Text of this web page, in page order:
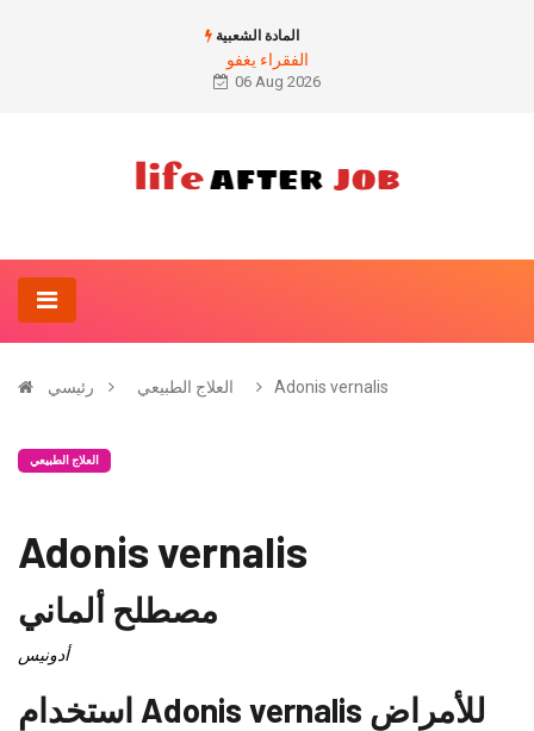
المادة الشعبية
الفقراء يغفو
06 Aug 2026
رئيسي العلاج الطبيعي Adonis vernalis
العلاج الطبيعي
Adonis vernalis
مصطلح ألماني
أدونيس
استخدام Adonis vernalis للأمراض